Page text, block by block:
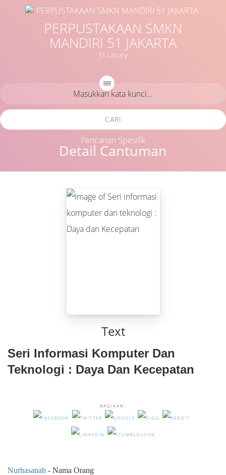
PERPUSTAKAAN SMKN
MANDIRI 51 JAKARTA
51 Library
Detail Cantuman
CARI
Pencarian Spesifik
Text
Seri Informasi Komputer Dan
Teknologi : Daya Dan Kecepatan
BAGIKAN:
Nurhasanah - Nama Orang